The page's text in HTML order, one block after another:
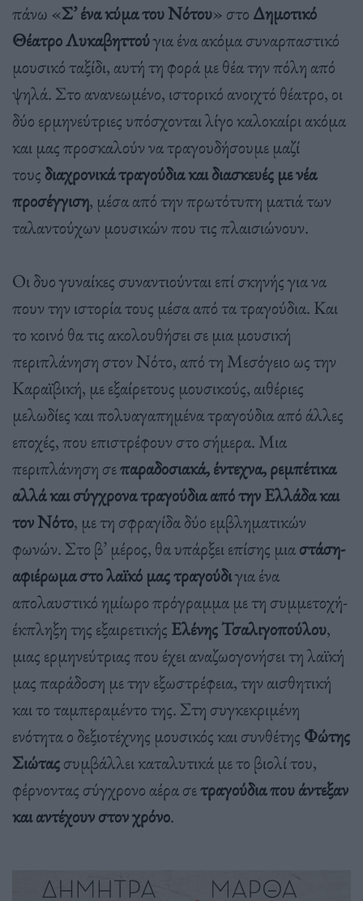
πάνω «Σ’ ένα κύμα του Νότου» στο Δημοτικό
Θέατρο Λυκαβηττούγια ένα ακόμα συναρπαστικό
μουσικό ταξίδι, αυτή τη φορά με θέα την πόλη από
ψηλά. Στο ανανεωμένο, ιστορικό ανοιχτό θέατρο, οι
δύο ερμηνεύτριες υπόσχονται λίγο καλοκαίρι ακόμα
και μας προσκαλούν να τραγουδήσουμε μαζί
τους διαχρονικά τραγούδια και διασκευές με νέα
προσέγγιση, μέσα από την πρωτότυπη ματιά των
ταλαντούχων μουσικών που τις πλαισιώνουν.
Οι δυο γυναίκες συναντιούνται επί σκηνής για να
πουν την ιστορία τους μέσα από τα τραγούδια. Και
το κοινό θα τις ακολουθήσει σε μια μουσική
περιπλάνηση στον Νότο, από τη Μεσόγειο ως την
Καραϊβική, με εξαίρετους μουσικούς, αιθέριες
μελωδίες και πολυαγαπημένα τραγούδια από άλλες
εποχές, που επιστρέφουν στο σήμερα. Μια
περιπλάνηση σεπαραδοσιακά, έντεχνα, ρεμπέτικα
αλλά και σύγχρονα τραγούδια από την Ελλάδα και
τον Νότο, με τη σφραγίδα δύο εμβληματικών
φωνών. Στο β’ μέρος, θα υπάρξει επίσης μιαστάση-
αφιέρωμα στο λαϊκό μας τραγούδιγια ένα
απολαυστικό ημίωρο πρόγραμμα με τη συμμετοχή-
έκπληξη της εξαιρετικής Ελένης Τσαλιγοπούλου,
μιας ερμηνεύτριας που έχει αναζωογονήσει τη λαϊκή
μας παράδοση με την εξωστρέφεια, την αισθητική
και το ταμπεραμέντο της. Στη συγκεκριμένη
ενότητα ο δεξιοτέχνης μουσικός και συνθέτης Φώτης
Σιώταςσυμβάλλει καταλυτικά με το βιολί του,
φέρνοντας σύγχρονο αέρα σετραγούδια που άντεξαν
και αντέχουν στον χρόνο.